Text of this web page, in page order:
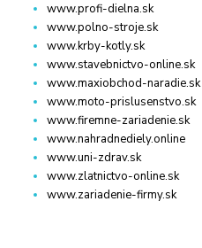
www.profi-dielna.sk
www.polno-stroje.sk
www.krby-kotly.sk
www.stavebnictvo-online.sk
www.maxiobchod-naradie.sk
www.moto-prislusenstvo.sk
www.firemne-zariadenie.sk
www.nahradnediely.online
www.uni-zdrav.sk
www.zlatnictvo-online.sk
www.zariadenie-firmy.sk